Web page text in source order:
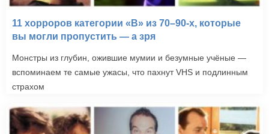
11 хорроров категории «B» из 70–90-х, которые
вы могли пропустить — а зря
Монстры из глубин, ожившие мумии и безумные учёные —
вспоминаем те самые ужасы, что пахнут VHS и подлинным
страхом